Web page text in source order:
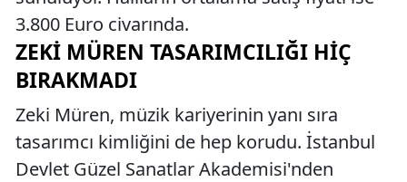
3.800 Euro civarında.
ZEKI MÜREN TASARIMCILIĞI HIÇ
BIRAKMADI
Zeki Müren, müzik kariyerinin yanı sıra
tasarımcı kimliğini de hep korudu. İstanbul
Devlet Güzel Sanatlar Akademisi'nden